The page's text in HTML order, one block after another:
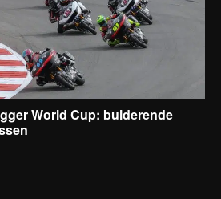
World Cup: bulderende